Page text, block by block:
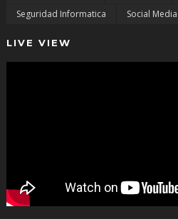
Seguridad Informatica
Social Media
LIVE VIEW